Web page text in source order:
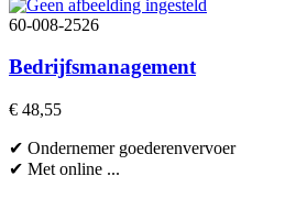
60-008-2526
Bedrijfsmanagement
€ 48,55
✔ Ondernemer goederenvervoer
✔ Met online ...